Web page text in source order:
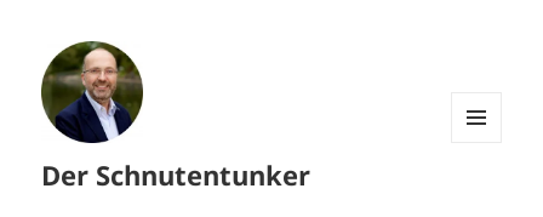
Der Schnutentunker